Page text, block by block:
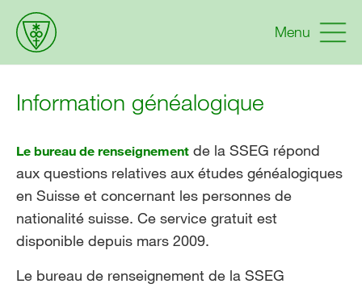
Menu
Information généalogique
Le bureau de renseignement de la SSEG répond
aux questions relatives aux études généalogiques
en Suisse et concernant les personnes de
nationalité suisse. Ce service gratuit est
disponible depuis mars 2009.
Le bureau de renseignement de la SSEG